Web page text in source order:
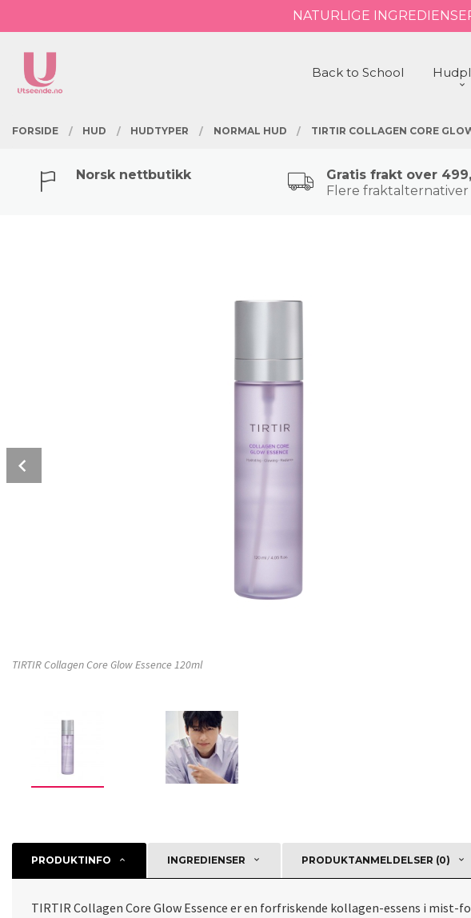
til
NATURLIGE
PRODUKTER
Back to School
FORSIDE HUD HUDTYPER NORMAL HUD TIRTIR COLLAGEN CORE
Norsk nettbutikk
Gratis frakt over
Flere fraktalternativer
TIRTIR Collagen Core Glow Essence 120ml
PRODUKTINFO INGREDIENSER PRODUKTANMELDELSER (0)
TIRTIR Collagen Core Glow Essence er en forfriskende kollagen-essens i